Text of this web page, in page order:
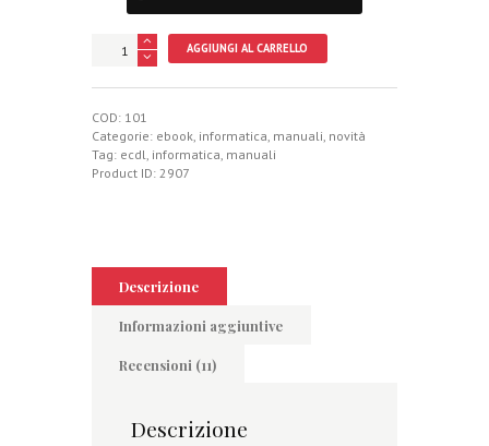
Advanced
AGGIUNGI AL CARRELLO
COD: 101
Categorie: ebook informatica manuali novità
Tag: ecdl informatica manuali
Product ID: 2907
Descrizione
Informazioni aggiuntive
Recensioni (11)
Descrizione